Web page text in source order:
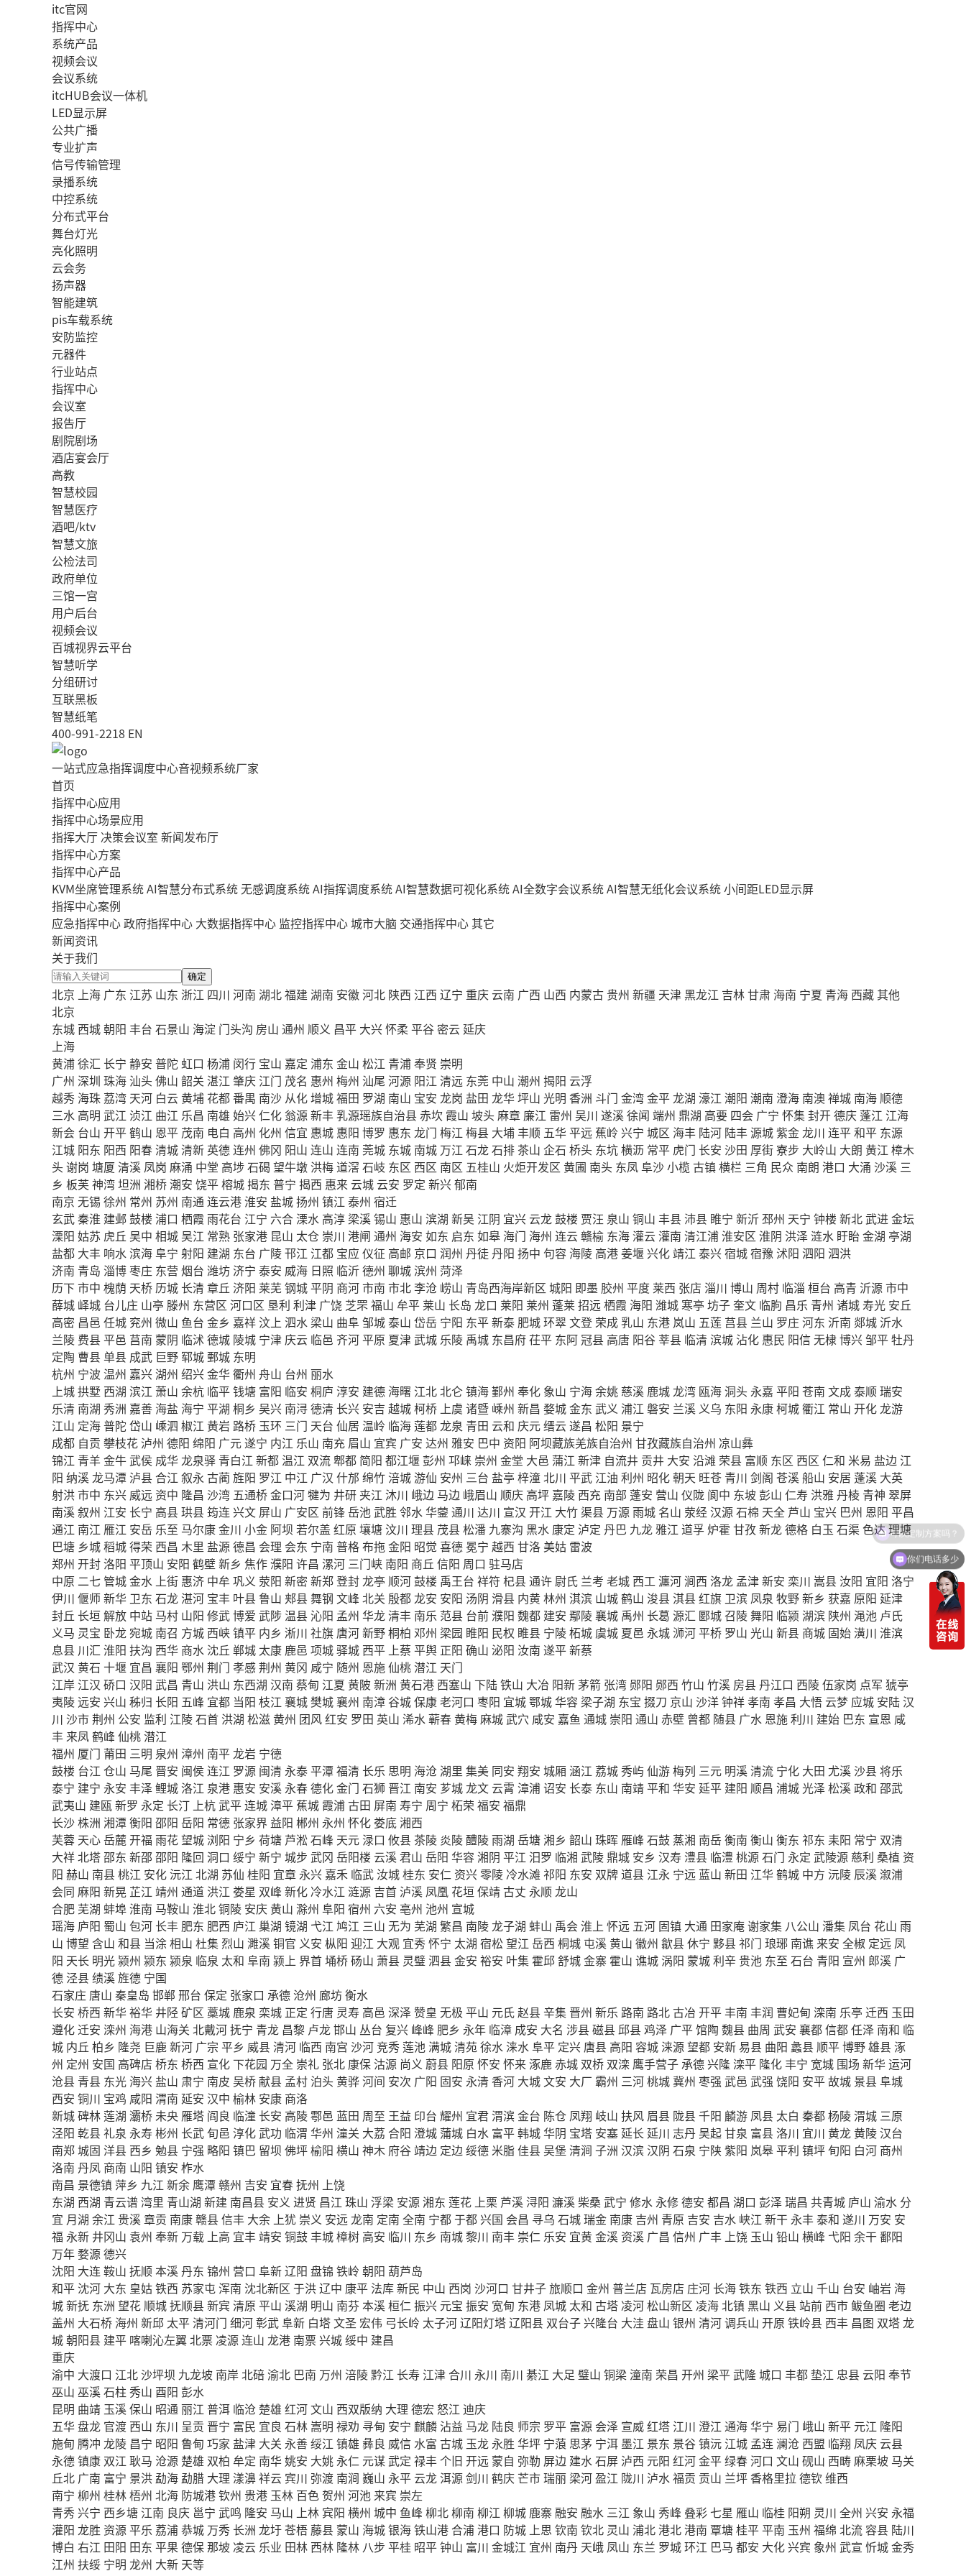
itc官网
指挥中心
系统产品
视频会议
会议系统
itcHUB会议一体机
LED显示屏
公共广播
专业扩声
信号传输管理
录播系统
中控系统
分布式平台
舞台灯光
亮化照明
云会务
扬声器
智能建筑
pis车载系统
安防监控
元器件
行业站点
指挥中心
会议室
报告厅
剧院剧场
酒店宴会厅
高教
智慧校园
智慧医疗
酒吧/ktv
智慧文旅
公检法司
政府单位
三馆一宫
用户后台
视频会议
百城视界云平台
智慧听学
分组研讨
互联黑板
智慧纸笔
400-991-2218 EN
一站式应急指挥调度中心音视频系统厂家
首页
指挥中心应用
指挥中心场景应用
指挥大厅 决策会议室 新闻发布厅
指挥中心方案
指挥中心产品
KVM坐席管理系统AI智慧分布式系统无感调度系统AI指挥调度系统AI智慧数据可视化系统AI全数字会议系统AI智慧无纸化会议系统小间距LED显示屏
指挥中心案例
应急指挥中心政府指挥中心 大数据指挥中心 监控指挥中心城市大脑 交通指挥中心其它
新闻资讯
关于我们
确定
北京 上海 广东 江苏 山东 浙江 四川 河南 湖北福建湖南 安徽河北 陕西 江西 辽宁 重庆 云南 广西 山西 内蒙古 贵州 新疆 天津黑龙江 吉林甘肃 海南 宁夏 青海 西藏其他
北京
东城 西城朝阳 丰台 石景山 海淀 门头沟 房山 通州 顺义 昌平 大兴怀柔平谷 密云延庆
上海
黄浦徐汇 长宁 静安 普陀 虹口 杨浦 闵行 宝山 嘉定 浦东 金山 松江 青浦奉贤 崇明
广州 深圳 珠海 汕头佛山 韶关 湛江 肇庆 江门 茂名 惠州 梅州 汕尾 河源 阳江 清远 东莞 中山 潮州 揭阳 云浮
越秀 海珠 荔湾 天河 白云黄埔 花都番禺 南沙 从化增城福田 罗湖 南山 宝安 龙岗 盐田 龙华坪山 光明 香洲 斗门 金湾金平龙湖 濠江 潮阳 潮南 澄海 南澳禅城 南海 顺德
三水 高明 武江 浈江 曲江 乐昌 南雄 始兴仁化 翁源新丰乳源瑶族自治县赤坎 霞山 坡头麻章 廉江 雷州 吴川 遂溪徐闻 端州 鼎湖 高要 四会 广宁 怀集封开德庆 蓬江 江海
新会 台山 开平鹤山 恩平 茂南 电白 高州 化州 信宜 惠城 惠阳 博罗 惠东 龙门 梅江 梅县 大埔丰顺 五华平远 蕉岭 兴宁 城区 海丰 陆河 陆丰源城紫金龙川 连平和平 东源
江城 阳东 阳西 阳春清城清新 英德连州 佛冈 阳山 连山 连南 莞城 东城 南城 万江 石龙石排茶山 企石 桥头 东坑横沥 常平 虎门 长安 沙田 厚街寮步 大岭山 大朗 黄江 樟木
头谢岗 塘厦 清溪 凤岗 麻涌 中堂 高埗石碣 望牛墩 洪梅道滘 石岐 东区 西区 南区 五桂山 火炬开发区 黄圃 南头 东凤阜沙小榄 古镇横栏 三角 民众 南朗 港口 大涌 沙溪 三
乡 板芙 神湾坦洲 湘桥潮安 饶平榕城揭东 普宁 揭西 惠来 云城 云安 罗定 新兴郁南
南京 无锡 徐州 常州 苏州 南通连云港淮安 盐城扬州 镇江 泰州 宿迁
玄武秦淮 建邺鼓楼 浦口 栖霞 雨花台 江宁 六合 溧水 高淳 梁溪锡山 惠山 滨湖 新吴 江阴 宜兴 云龙鼓楼 贾汪 泉山 铜山 丰县 沛县 睢宁 新沂邳州 天宁 钟楼 新北武进金坛
溧阳 姑苏 虎丘 吴中 相城吴江 常熟 张家港 昆山 太仓 崇川 港闸 通州 海安 如东 启东 如皋 海门 海州 连云赣榆 东海灌云灌南 清江浦淮安区 淮阴 洪泽 涟水 盱眙金湖 亭湖
盐都 大丰 响水滨海阜宁 射阳 建湖 东台 广陵邗江 江都 宝应 仪征 高邮 京口 润州 丹徒丹阳 扬中 句容 海陵 高港姜堰兴化靖江 泰兴宿城宿豫 沭阳 泗阳 泗洪
济南 青岛 淄博枣庄 东营 烟台 潍坊济宁 泰安 威海 日照 临沂德州 聊城滨州 菏泽
历下市中 槐荫 天桥 历城 长清章丘 济阳 莱芜钢城平阴 商河市南 市北李沧 崂山 青岛西海岸新区 城阳 即墨 胶州 平度 莱西 张店 淄川 博山 周村 临淄 桓台 高青 沂源市中
薛城 峄城 台儿庄 山亭 滕州 东营区 河口区 垦利 利津 广饶 芝罘福山 牟平 莱山 长岛 龙口 莱阳 莱州 蓬莱招远 栖霞 海阳 潍城 寒亭 坊子奎文 临朐 昌乐 青州 诸城寿光 安丘
高密 昌邑 任城 兖州 微山 鱼台 金乡 嘉祥 汶上 泗水 梁山 曲阜邹城泰山 岱岳 宁阳 东平新泰 肥城环翠文登 荣成乳山 东港 岚山 五莲 莒县 兰山 罗庄河东 沂南 郯城 沂水
兰陵 费县平邑 莒南 蒙阴 临沭德城 陵城 宁津 庆云 临邑 齐河平原 夏津武城 乐陵 禹城 东昌府茌平 东阿冠县 高唐 阳谷莘县 临清滨城 沾化 惠民 阳信无棣博兴邹平牡丹
定陶 曹县单县 成武 巨野 郓城 鄄城 东明
杭州 宁波 温州 嘉兴湖州 绍兴金华衢州 舟山 台州 丽水
上城拱墅 西湖 滨江 萧山 余杭 临平钱塘 富阳 临安 桐庐 淳安 建德 海曙 江北北仑镇海鄞州 奉化 象山 宁海余姚 慈溪 鹿城龙湾 瓯海洞头 永嘉 平阳 苍南 文成泰顺瑞安
乐清 南湖 秀洲 嘉善 海盐 海宁 平湖 桐乡 吴兴 南浔德清 长兴 安吉 越城柯桥 上虞 诸暨 嵊州 新昌 婺城金东 武义 浦江 磐安 兰溪 义乌 东阳 永康柯城衢江 常山 开化龙游
江山 定海普陀 岱山 嵊泗 椒江 黄岩 路桥 玉环 三门 天台 仙居 温岭 临海莲都龙泉 青田 云和 庆元缙云遂昌 松阳 景宁
成都 自贡 攀枝花 泸州 德阳 绵阳 广元遂宁 内江 乐山 南充 眉山 宜宾 广安 达州 雅安 巴中 资阳 阿坝藏族羌族自治州 甘孜藏族自治州 凉山彝
锦江 青羊金牛武侯 成华龙泉驿 青白江 新都 温江 双流郫都 简阳 都江堰彭州 邛崃 崇州 金堂 大邑 蒲江 新津 自流井 贡井 大安 沿滩 荣县 富顺 东区 西区 仁和 米易 盐边 江
阳 纳溪龙马潭 泸县合江 叙永古蔺旌阳 罗江 中江 广汉 什邡 绵竹 涪城游仙 安州 三台 盐亭 梓潼北川 平武 江油 利州 昭化朝天 旺苍 青川 剑阁 苍溪船山 安居 蓬溪 大英
射洪市中 东兴 威远 资中 隆昌 沙湾 五通桥金口河犍为 井研 夹江 沐川 峨边 马边 峨眉山 顺庆 高坪 嘉陵 西充 南部 蓬安 营山 仪陇 阆中 东坡彭山 仁寿 洪雅丹棱 青神 翠屏
南溪叙州 江安 长宁 高县珙县筠连兴文 屏山 广安区 前锋岳池武胜 邻水华蓥 通川 达川 宣汉 开江 大竹 渠县 万源雨城 名山 荥经汉源石棉 天全 芦山 宝兴 巴州 恩阳 平昌
通江 南江 雁江 安岳 乐至 马尔康金川 小金 阿坝 若尔盖 红原 壤塘 汶川 理县 茂县松潘 九寨沟 黑水 康定 泸定 丹巴 九龙雅江 道孚炉霍 甘孜新龙德格 白玉 石渠色达理塘
巴塘 乡城稻城得荣 西昌 木里 盐源德昌 会理 会东 宁南 普格布拖金阳 昭觉 喜德 冕宁 越西 甘洛 美姑 雷波
郑州 开封洛阳 平顶山 安阳 鹤壁新乡 焦作濮阳 许昌 漯河 三门峡 南阳 商丘 信阳 周口 驻马店
中原 二七 管城金水 上街 惠济 中牟巩义 荥阳 新密 新郑登封龙亭 顺河鼓楼 禹王台 祥符 杞县通许 尉氏 兰考 老城 西工瀍河涧西 洛龙 孟津新安 栾川 嵩县 汝阳 宜阳 洛宁
伊川 偃师新华 卫东 石龙湛河 宝丰 叶县鲁山 郏县舞钢 文峰 北关 殷都龙安 安阳 汤阴 滑县 内黄林州 淇滨 山城鹤山 浚县淇县红旗 卫滨 凤泉 牧野新乡 获嘉 原阳 延津
封丘 长垣解放 中站 马村 山阳 修武博爱 武陟 温县沁阳 孟州 华龙清丰 南乐 范县 台前濮阳 魏都 建安 鄢陵襄城 禹州 长葛 源汇 郾城召陵舞阳 临颍 湖滨 陕州 渑池 卢氏
义马 灵宝 卧龙宛城 南召 方城 西峡镇平 内乡 淅川 社旗 唐河新野桐柏 邓州 梁园 睢阳 民权 睢县 宁陵柘城 虞城 夏邑 永城浉河平桥 罗山 光山 新县 商城 固始潢川 淮滨
息县 川汇 淮阳 扶沟 西华 商水 沈丘 郸城 太康 鹿邑 项城驿城 西平 上蔡 平舆 正阳 确山 泌阳 汝南 遂平新蔡
武汉 黄石 十堰 宜昌 襄阳 鄂州 荆门 孝感荆州 黄冈 咸宁 随州 恩施仙桃潜江 天门
江岸 江汉 硚口 汉阳 武昌 青山 洪山 东西湖 汉南 蔡甸 江夏 黄陂 新洲 黄石港 西塞山 下陆铁山 大冶 阳新茅箭 张湾 郧阳 郧西 竹山 竹溪 房县丹江口 西陵伍家岗 点军 猇亭
夷陵远安 兴山 秭归 长阳 五峰 宜都 当阳 枝江 襄城樊城襄州 南漳谷城保康老河口 枣阳 宜城鄂城华容 梁子湖 东宝 掇刀 京山 沙洋钟祥孝南 孝昌 大悟 云梦 应城 安陆汉
川 沙市荆州 公安 监利 江陵石首 洪湖 松滋黄州 团风红安 罗田 英山 浠水蕲春黄梅麻城武穴 咸安 嘉鱼 通城 崇阳 通山 赤壁 曾都 随县 广水 恩施利川 建始 巴东 宣恩 咸
丰 来凤鹤峰 仙桃潜江
福州 厦门 莆田 三明 泉州 漳州 南平龙岩 宁德
鼓楼 台江 仓山 马尾 晋安 闽侯连江 罗源 闽清 永泰平潭福清 长乐 思明 海沧 湖里 集美 同安 翔安 城厢 涵江 荔城秀屿仙游梅列 三元 明溪清流 宁化 大田 尤溪沙县将乐
泰宁 建宁 永安 丰泽鲤城洛江 泉港 惠安 安溪 永春德化金门 石狮 晋江 南安 芗城龙文 云霄 漳浦诏安 长泰 东山 南靖平和 华安 延平 建阳 顺昌 浦城光泽松溪政和 邵武
武夷山 建瓯新罗 永定 长汀 上杭武平连城 漳平 蕉城 霞浦古田 屏南 寿宁 周宁 柘荣 福安 福鼎
长沙株洲 湘潭衡阳 邵阳 岳阳 常德 张家界 益阳 郴州 永州 怀化 娄底湘西
芙蓉 天心岳麓开福 雨花望城 浏阳 宁乡 荷塘 芦淞石峰 天元 渌口 攸县茶陵 炎陵醴陵雨湖 岳塘湘乡 韶山 珠晖 雁峰 石鼓 蒸湘 南岳衡南 衡山 衡东 祁东 耒阳 常宁 双清
大祥北塔邵东 新邵邵阳 隆回 洞口 绥宁 新宁 城步 武冈 岳阳楼 云溪君山 岳阳 华容湘阴 平江 汨罗 临湘 武陵鼎城 安乡 汉寿 澧县 临澧桃源石门 永定 武陵源 慈利 桑植 资
阳 赫山 南县桃江 安化沅江 北湖 苏仙 桂阳 宜章 永兴 嘉禾 临武 汝城桂东 安仁 资兴零陵 冷水滩 祁阳 东安 双牌道县 江永 宁远 蓝山 新田 江华鹤城 中方 沅陵 辰溪 溆浦
会同 麻阳 新晃 芷江 靖州 通道 洪江 娄星 双峰 新化 冷水江 涟源 吉首 泸溪 凤凰 花垣保靖古丈 永顺龙山
合肥 芜湖 蚌埠淮南 马鞍山 淮北铜陵 安庆黄山 滁州 阜阳 宿州 六安 亳州 池州 宣城
瑶海 庐阳 蜀山 包河 长丰 肥东 肥西 庐江 巢湖 镜湖 弋江 鸠江 三山 无为 芜湖 繁昌 南陵龙子湖 蚌山 禹会淮上 怀远 五河 固镇 大通 田家庵谢家集 八公山 潘集 凤台 花山 雨
山 博望 含山 和县 当涂相山 杜集 烈山 濉溪铜官 义安 枞阳 迎江 大观 宜秀怀宁 太湖 宿松 望江 岳西 桐城 屯溪黄山 徽州 歙县休宁 黟县祁门 琅琊 南谯 来安 全椒 定远 凤
阳 天长 明光颍州 颍东 颍泉 临泉 太和 阜南 颍上 界首埇桥砀山 萧县 灵璧泗县金安 裕安 叶集 霍邱舒城金寨 霍山 谯城 涡阳 蒙城利辛 贵池 东至 石台 青阳 宣州 郎溪 广
德 泾县绩溪旌德 宁国
石家庄 唐山 秦皇岛 邯郸 邢台 保定 张家口 承德 沧州 廊坊衡水
长安 桥西 新华裕华 井陉矿区 藁城 鹿泉 栾城 正定 行唐 灵寿 高邑 深泽 赞皇 无极 平山 元氏赵县辛集 晋州 新乐 路南 路北古冶 开平丰南 丰润 曹妃甸 滦南 乐亭 迁西 玉田
遵化迁安 滦州 海港 山海关 北戴河抚宁 青龙 昌黎 卢龙邯山 丛台 复兴 峰峰 肥乡 永年 临漳 成安 大名 涉县磁县邱县鸡泽 广平馆陶 魏县 曲周 武安 襄都信都任泽 南和 临
城 内丘 柏乡 隆尧 巨鹿新河 广宗 平乡 威县清河 临西 南宫 沙河竞秀莲池 满城清苑徐水 涞水阜平 定兴 唐县 高阳 容城 涞源望都 安新易县 曲阳 蠡县 顺平博野雄县涿
州 定州 安国 高碑店 桥东 桥西 宣化下花园 万全 崇礼 张北 康保 沽源 尚义 蔚县 阳原 怀安 怀来涿鹿赤城 双桥 双滦 鹰手营子承德兴隆 滦平 隆化丰宁 宽城 围场 新华运河
沧县 青县 东光 海兴 盐山 肃宁 南皮 吴桥献县 孟村 泊头黄骅河间 安次 广阳 固安 永清 香河 大城文安 大厂 霸州 三河桃城冀州 枣强 武邑 武强 饶阳 安平故城 景县阜城
西安 铜川 宝鸡 咸阳 渭南 延安 汉中 榆林 安康 商洛
新城碑林莲湖 灞桥未央 雁塔 阎良 临潼 长安 高陵鄠邑 蓝田 周至 王益 印台 耀州 宜君渭滨金台 陈仓 凤翔 岐山 扶风 眉县 陇县千阳 麟游 凤县 太白 秦都杨陵渭城 三原
泾阳 乾县礼泉 永寿彬州 长武旬邑 淳化武功 临渭 华州 潼关 大荔 合阳 澄城蒲城 白水 富平韩城华阴 宝塔 安塞延长 延川 志丹吴起甘泉 富县洛川 宜川 黄龙黄陵汉台
南郑城固 洋县 西乡 勉县 宁强 略阳 镇巴 留坝 佛坪榆阳 横山 神木 府谷靖边 定边绥德 米脂佳县吴堡 清涧 子洲 汉滨汉阴 石泉 宁陕紫阳 岚皋平利 镇坪旬阳 白河 商州
洛南 丹凤 商南 山阳 镇安 柞水
南昌 景德镇萍乡 九江 新余 鹰潭赣州 吉安 宜春抚州 上饶
东湖 西湖 青云谱湾里 青山湖 新建 南昌县 安义 进贤 昌江 珠山 浮梁 安源湘东 莲花 上栗 芦溪 浔阳 濂溪柴桑武宁 修水 永修德安 都昌 湖口 彭泽瑞昌 共青城 庐山 渝水 分
宜 月湖 余江 贵溪章贡 南康赣县信丰 大余 上犹 崇义 安远 龙南 定南 全南 宁都于都兴国 会昌 寻乌 石城瑞金 南康 吉州 青原 吉安 吉水 峡江 新干 永丰泰和 遂川 万安 安
福 永新 井冈山 袁州 奉新 万载 上高 宜丰靖安 铜鼓丰城樟树 高安 临川 东乡 南城黎川 南丰 崇仁 乐安 宜黄金溪 资溪 广昌 信州 广丰 上饶 玉山 铅山 横峰 弋阳 余干鄱阳
万年婺源德兴
沈阳 大连鞍山 抚顺本溪丹东 锦州 营口 阜新辽阳 盘锦 铁岭 朝阳 葫芦岛
和平 沈河 大东 皇姑铁西 苏家屯 浑南 沈北新区 于洪辽中 康平 法库新民 中山 西岗 沙河口 甘井子旅顺口 金州 普兰店 瓦房店 庄河 长海铁东 铁西 立山 千山 台安 岫岩 海
城新抚 东洲 望花 顺城抚顺县新宾 清原 平山 溪湖 明山 南芬 本溪桓仁振兴 元宝 振安 宽甸 东港 凤城 太和 古塔 凌河松山新区 凌海北镇黑山 义县 站前 西市 鲅鱼圈 老边
盖州 大石桥 海州 新邱 太平清河门 细河彰武阜新 白塔文圣宏伟 弓长岭 太子河辽阳灯塔辽阳县 双台子兴隆台 大洼 盘山 银州 清河调兵山 开原 铁岭县 西丰 昌图 双塔龙
城朝阳县 建平 喀喇沁左翼北票 凌源连山 龙港 南票兴城绥中 建昌
重庆
渝中 大渡口 江北沙坪坝 九龙坡 南岸北碚渝北 巴南 万州 涪陵黔江 长寿 江津合川 永川 南川 綦江 大足 璧山 铜梁潼南 荣昌 开州 梁平武隆城口 丰都 垫江 忠县 云阳 奉节
巫山 巫溪石柱 秀山 酉阳 彭水
昆明 曲靖 玉溪保山 昭通丽江 普洱 临沧 楚雄 红河文山 西双版纳 大理 德宏 怒江 迪庆
五华盘龙 官渡 西山 东川 呈贡 晋宁 富民 宜良 石林嵩明 禄劝 寻甸 安宁 麒麟 沾益 马龙 陆良 师宗 罗平 富源 会泽 宣威红塔 江川 澄江 通海华宁 易门 峨山 新平 元江 隆阳
施甸 腾冲 龙陵 昌宁 昭阳 鲁甸 巧家 盐津 大关 永善绥江 镇雄 彝良 威信水富 古城 玉龙 永胜 华坪 宁蒗 思茅 宁洱 墨江 景东 景谷镇沅 江城 孟连 澜沧 西盟 临翔 凤庆 云县
永德镇康 双江 耿马 沧源 楚雄 双柏 牟定 南华姚安 大姚 永仁 元谋武定 禄丰个旧 开远 蒙自 弥勒 屏边 建水石屏 泸西 元阳 红河金平绿春河口 文山 砚山 西畴麻栗坡 马关
丘北 广南 富宁 景洪 勐海 勐腊 大理 漾濞祥云 宾川 弥渡 南涧 巍山 永平 云龙 洱源剑川 鹤庆 芒市瑞丽 梁河盈江 陇川 泸水福贡 贡山 兰坪 香格里拉 德钦维西
南宁 柳州 桂林梧州 北海 防城港钦州 贵港 玉林 百色贺州 河池 来宾 崇左
青秀兴宁 西乡塘 江南 良庆 邕宁 武鸣 隆安 马山 上林 宾阳 横州 城中 鱼峰 柳北柳南 柳江 柳城 鹿寨融安 融水 三江 象山 秀峰 叠彩七星 雁山 临桂 阳朔 灵川 全州 兴安 永福
灌阳 龙胜 资源平乐 荔浦恭城 万秀 长洲 龙圩苍梧 藤县蒙山 海城银海铁山港合浦港口 防城 上思 钦南 钦北 灵山 浦北港北港南 覃塘桂平平南 玉州 福绵 北流 容县 陆川
博白 右江 田阳 田东 平果 德保那坡 凌云 乐业 田林 西林 隆林 八步 平桂 昭平钟山 富川 金城江 宜州 南丹 天峨 凤山 东兰 罗城环江 巴马 都安 大化兴宾 象州 武宣 忻城金秀
江州 扶绥 宁明 龙州 大新 天等
你们电话多少